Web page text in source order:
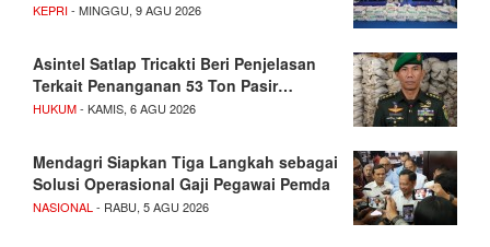
KEPRI- MINGGU, 9 AGU 2026
Asintel Satlap Tricakti Beri Penjelasan
Terkait Penanganan 53 Ton Pasir…
HUKUM- KAMIS, 6 AGU 2026
Mendagri Siapkan Tiga Langkah sebagai
Solusi Operasional Gaji Pegawai Pemda
NASIONAL - RABU, 5 AGU 2026